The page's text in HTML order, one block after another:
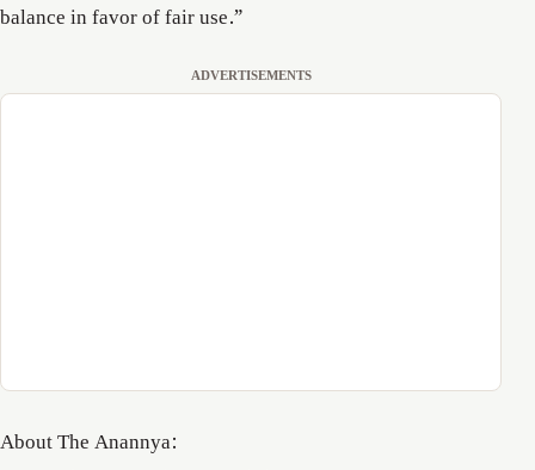
balance in favor of fair use.”
ADVERTISEMENTS
About The Anannya: